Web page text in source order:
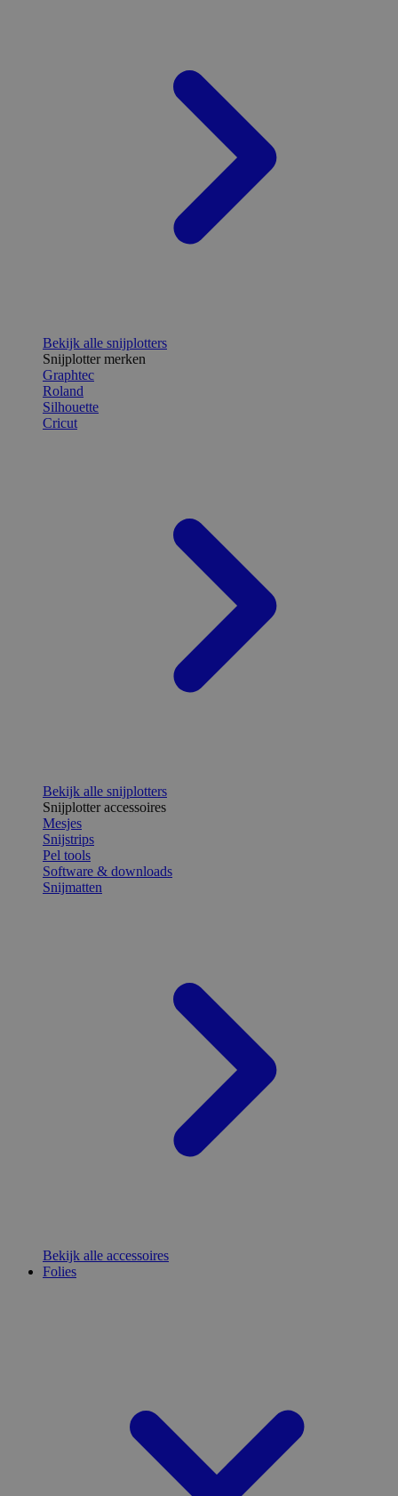
Bekijk alle snijplotters
Snijplotter merken
Graphtec
Roland
Silhouette
Cricut
Bekijk alle snijplotters
Snijplotter accessoires
Mesjes
Snijstrips
Pel tools
Software & downloads
Snijmatten
Bekijk alle accessoires
Folies